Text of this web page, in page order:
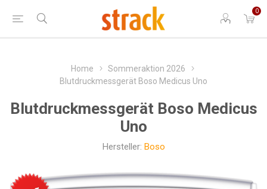
0
Home
Sommeraktion 2026
Blutdruckmessgerät Boso Medicus Uno
Blutdruckmessgerät Boso Medicus
Uno
Hersteller: Boso